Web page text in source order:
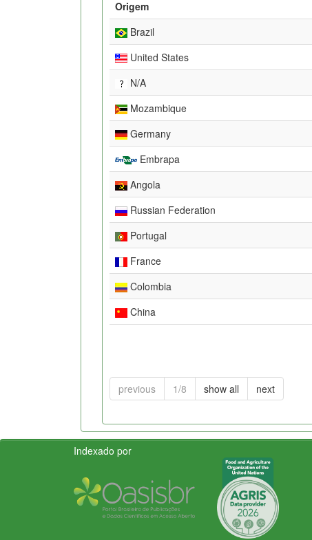
Origem
Brazil
United States
N/A
Mozambique
Germany
Embrapa
Angola
Russian Federation
Portugal
France
Colombia
China
previous 1/8 show all next
Indexado por